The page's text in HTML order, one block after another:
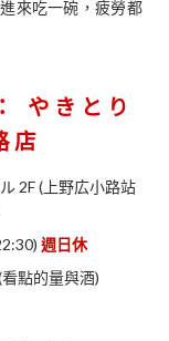
來吃一碗，疲勞都
やきとり
店
2F (上野広小路站
週日休
點的量與酒)